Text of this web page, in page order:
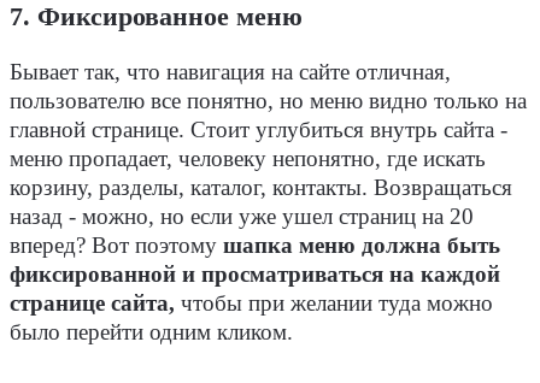
7. Фиксированное меню
Бывает так, что навигация на сайте отличная,
пользователю все понятно, но меню видно только на
главной странице. Стоит углубиться внутрь сайта -
меню пропадает, человеку непонятно, где искать
корзину, разделы, каталог, контакты. Возвращаться
назад - можно, но если уже ушел страниц на 20
вперед? Вот поэтому шапка меню должна быть
фиксированной и просматриваться на каждой
странице сайта, чтобы при желании туда можно
было перейти одним кликом.